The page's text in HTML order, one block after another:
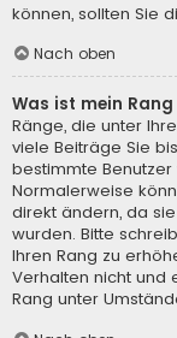
können, sollten Sie
Nach oben
Was ist mein
Ränge, die unter
viele Beiträge Sie
bestimmte
Normalerweise
direkt ändern, da
wurden. Bitte
Ihren Rang zu
Verhalten nicht und
Rang unter